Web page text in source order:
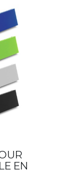
EN